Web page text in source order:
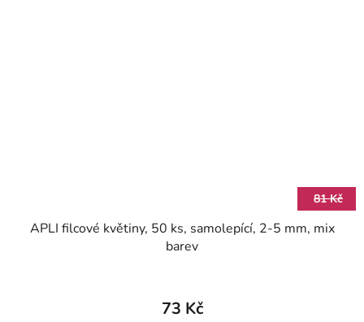
81 Kč
APLI filcové květiny, 50 ks, samolepící, 2-5 mm, mix
barev
73 Kč